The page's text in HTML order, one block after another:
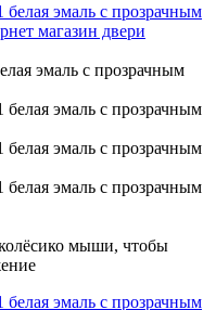
эмаль с прозрачным
мыши, чтобы